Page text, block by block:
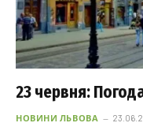
23 червня:
НОВИНИ ЛЬВОВА